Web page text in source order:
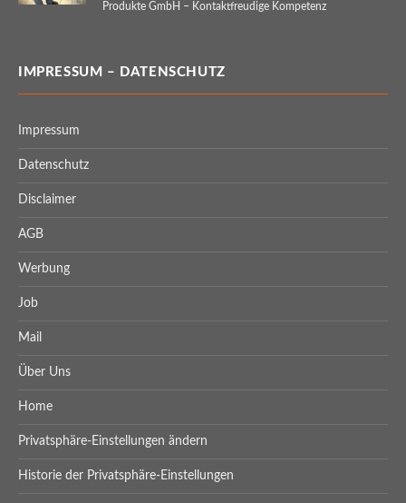
Produkte GmbH – Kontaktfreudige Kompetenz
IMPRESSUM – DATENSCHUTZ
Impressum
Datenschutz
Disclaimer
AGB
Werbung
Job
Mail
Über Uns
Home
Privatsphäre-Einstellungen ändern
Historie der Privatsphäre-Einstellungen